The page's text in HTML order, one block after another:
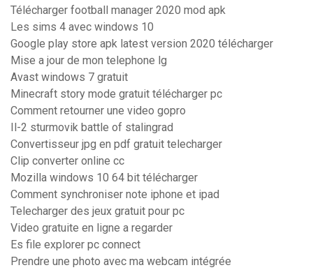
Télécharger football manager 2020 mod apk
Les sims 4 avec windows 10
Google play store apk latest version 2020 télécharger
Mise a jour de mon telephone lg
Avast windows 7 gratuit
Minecraft story mode gratuit télécharger pc
Comment retourner une video gopro
Il-2 sturmovik battle of stalingrad
Convertisseur jpg en pdf gratuit telecharger
Clip converter online cc
Mozilla windows 10 64 bit télécharger
Comment synchroniser note iphone et ipad
Telecharger des jeux gratuit pour pc
Video gratuite en ligne a regarder
Es file explorer pc connect
Prendre une photo avec ma webcam intégrée